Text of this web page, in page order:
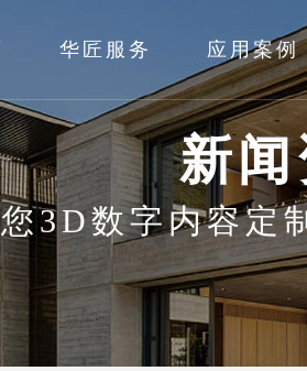
华匠服务 应用案例
新
您3D数字内容定